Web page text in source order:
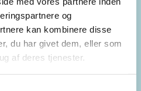
og
kan kombinere disse
du har givet dem, eller som
af deres tjenester.